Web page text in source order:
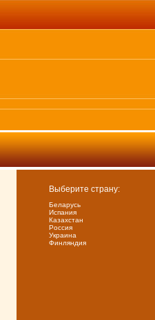
Выберите страну:
Беларусь
Испания
Казахстан
Россия
Украина
Финляндия